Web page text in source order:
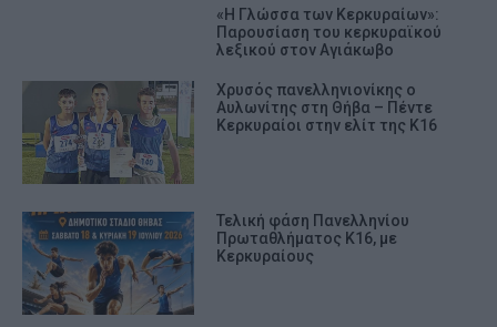
«Η Γλώσσα των Κερκυραίων»:
Παρουσίαση του κερκυραϊκού
λεξικού στον Αγιάκωβο
Χρυσός πανελληνιονίκης ο
Αυλωνίτης στη Θήβα – Πέντε
Κερκυραίοι στην ελίτ της Κ16
Τελική φάση Πανελληνίου
Πρωταθλήματος Κ16, με
Κερκυραίους